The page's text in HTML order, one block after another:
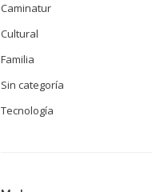
Caminatur
Cultural
Familia
Sin categoría
Tecnología